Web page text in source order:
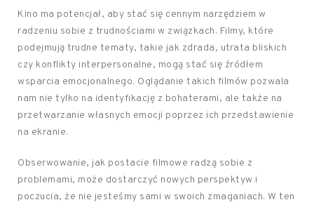
Kino ma potencjał, aby stać się cennym narzędziem w
radzeniu sobie z trudnościami w związkach. Filmy, które
podejmują trudne tematy, takie jak zdrada, utrata bliskich
czy konflikty interpersonalne, mogą stać się źródłem
wsparcia emocjonalnego. Oglądanie takich filmów pozwala
nam nie tylko na identyfikację z bohaterami, ale także na
przetwarzanie własnych emocji poprzez ich przedstawienie
na ekranie.
Obserwowanie, jak postacie filmowe radzą sobie z
problemami, może dostarczyć nowych perspektyw i
poczucia, że nie jesteśmy sami w swoich zmaganiach. W ten